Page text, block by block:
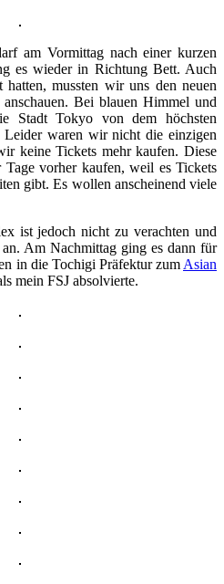
am Vormittag nach einer kurzen
es wieder in Richtung Bett. Auch
mussten wir uns den neuen
anschauen. Bei blauen Himmel und
Stadt Tokyo von dem höchsten
Leider waren wir nicht die einzigen
keine Tickets mehr kaufen. Diese
vorher kaufen, weil es Tickets
gibt. Es wollen anscheinend viele
ist jedoch nicht zu verachten und
Am Nachmittag ging es dann für
in die Tochigi Präfektur zum Asian
mein FSJ absolvierte.